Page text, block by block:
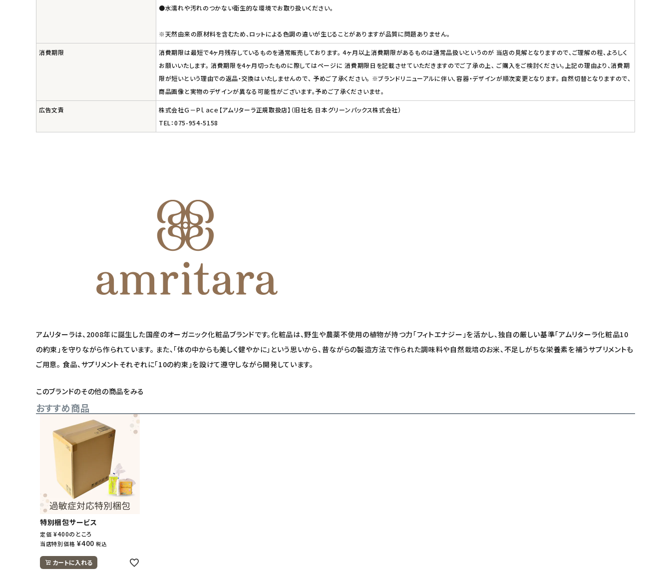
●水濡れや汚れのつかない衛生的な環境でお取り扱いください。
※天然由来の原材料を含むため、ロットによる色調の違いが生じることがありますが品質に問題ありません。
消費期限
消費期限は最短で4ヶ月残存しているものを通常販売しております。 4ヶ月以上消費期限があるものは通常品扱いというのが 当店の見解となりますので、ご理解の程、よろしく
お願いいたします。 消費期限を4ヶ月切ったものに際してはページに 消費期限日を記載させていただきますのでご了承の上、 ご購入をご検討ください。上記の理由より、消費期
限が短いという理由での返品・交換はいたしませんので、 予めご了承ください。 ※ブランドリニューアルに伴い、容器・デザインが順次変更となります。 自然切替となりますので、
商品画像と実物のデザインが異なる可能性がございます。予めご了承くださいませ。
広告文責
株式会社Ｇ－Ｐｌａｃｅ【アムリターラ正規取扱店】（旧社名 日本グリーンパックス株式会社）
TEL：075-954-5158
アムリターラは、2008年に誕生した国産のオーガニック化粧品ブランドです。化粧品は、野生や農薬不使用の植物が持つ力「フィトエナジー」を活かし、独自の厳しい基準「アムリターラ化粧品10
の約束」を守りながら作られています。 また、「体の中からも美しく健やかに」という思いから、昔ながらの製造方法で作られた調味料や自然栽培のお米、不足しがちな栄養素を補うサプリメントも
ご用意。 食品、サプリメントそれぞれに「10の約束」を設けて遵守しながら開発しています。
このブランドのその他の商品をみる
おすすめ商品
特別梱包サービス
定価 ¥400のところ
当店特別価格 ¥400 税込
カートに入れる